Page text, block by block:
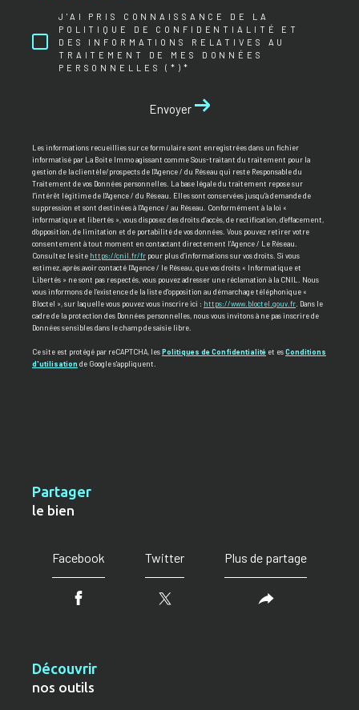
J'AI PRIS CONNAISSANCE DE LA
POLITIQUE DE CONFIDENTIALITÉ ET
DES INFORMATIONS RELATIVES AU
TRAITEMENT DE MES DONNÉES
PERSONNELLES (*)*
Envoyer
Les informations recueillies sur ce formulaire sont enregistrées dans un fichier
informatisé par La Boite Immo agissant comme Sous-traitant du traitement pour la
gestion de la clientèle/prospects de l'Agence / du Réseau qui reste Responsable du
Traitement de vos Données personnelles. La base légale du traitement repose sur
l'intérêt légitime de l'Agence / du Réseau. Elles sont conservées jusqu'à demande de
suppression et sont destinées à l'Agence / au Réseau. Conformément à la loi «
informatique et libertés », vous disposez des droits d’accès, de rectification, d’effacement,
d’opposition, de limitation et de portabilité de vos données. Vous pouvez retirer votre
consentement à tout moment en contactant directement l’Agence / Le Réseau.
Consultez le site https://cnil.fr/fr pour plus d’informations sur vos droits. Si vous
estimez, après avoir contacté l'Agence / le Réseau, que vos droits « Informatique et
Libertés » ne sont pas respectés, vous pouvez adresser une réclamation à la CNIL. Nous
vous informons de l’existence de la liste d'opposition au démarchage téléphonique «
Bloctel », sur laquelle vous pouvez vous inscrire ici : https://www.bloctel.gouv.fr . Dans le
cadre de la protection des Données personnelles, nous vous invitons à ne pas inscrire de
Données sensibles dans le champ de saisie libre.
Ce site est protégé par reCAPTCHA, lesPolitiques de Confidentialité et esConditions
d'utilisation de Google s'appliquent.
partager
le bien
Facebook Twitter Plus de partage
découvrir
nos outils